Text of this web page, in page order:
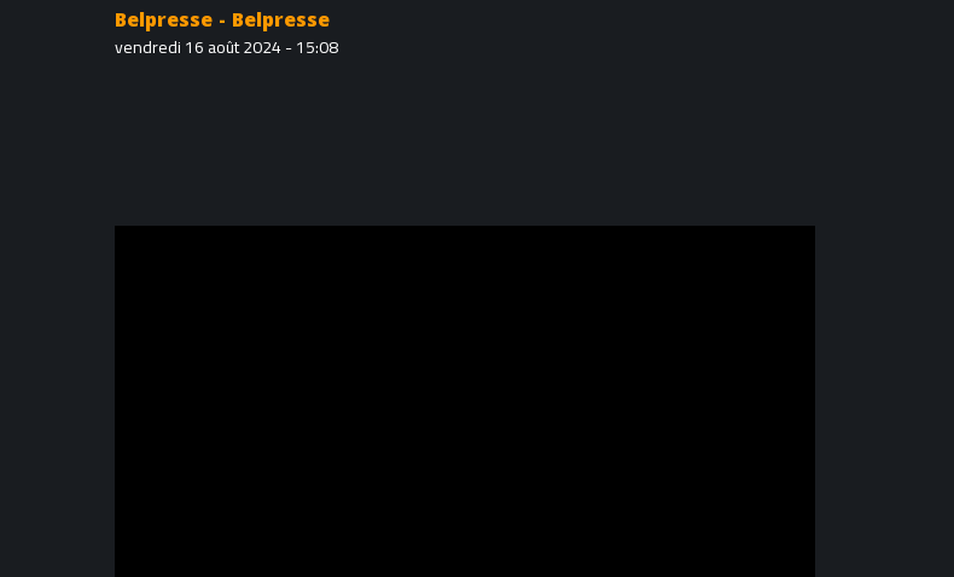
Belpresse - Belpresse
vendredi 16 août 2024 - 15:08